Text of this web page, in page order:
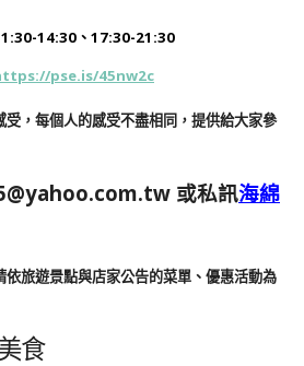
14:30、17:30-21:30
pse.is/45nw2c
受，每個人的感受不盡相同，提供給大家參
或私訊海綿
旅遊景點與店家公告的菜單、優惠活動為
食